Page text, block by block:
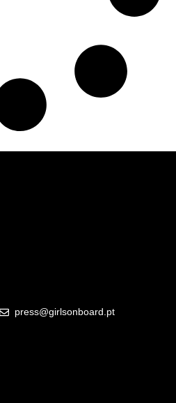
press@girlsonboard.pt